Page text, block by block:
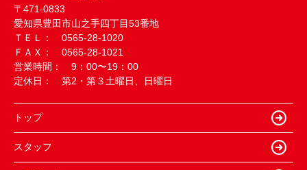
〒471-0833
愛知県豊田市山之手四丁目53番地
ＴＥＬ： 0565-28-1020
ＦＡＸ： 0565-28-1021
営業時間： 9：00〜19：00
定休日： 第2・第３土曜日、日曜日
トップ
スタッフ